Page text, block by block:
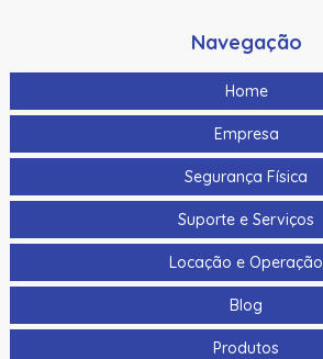
Navegação
Home
Empresa
Segurança Física
Suporte e Serviços
Locação e Operação
Blog
Produtos